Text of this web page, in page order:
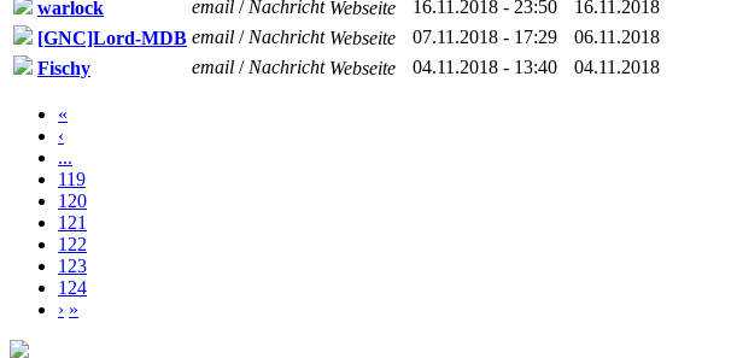
warlock
email / Nachricht Webseite 16.11.2018 - 23:50
16.11.2018
[GNC]Lord-MDB email / Nachricht Webseite 07.11.2018 - 17:29
06.11.2018
Fischy
email / Nachricht Webseite 04.11.2018 - 13:40 04.11.2018
«
‹
...
119
120
121
122
123
124
› »